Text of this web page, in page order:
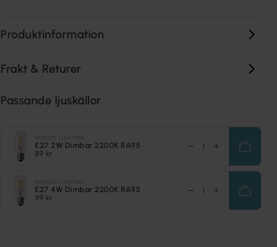
Produktinformation
Frakt & Returer
Passande ljuskällor
E27 2W Dimbar 2200K RA95
89 kr
E27 4W Dimbar 2200K RA95
99 kr